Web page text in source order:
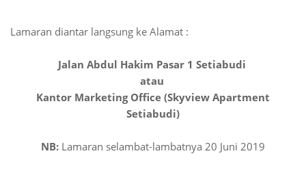
Lamaran diantar langsung ke Alamat :
Jalan Abdul Hakim Pasar 1 Setiabudi
atau
Kantor Marketing Office (Skyview Apartment
Setiabudi)
NB: Lamaran selambat-lambatnya 20 Juni 2019